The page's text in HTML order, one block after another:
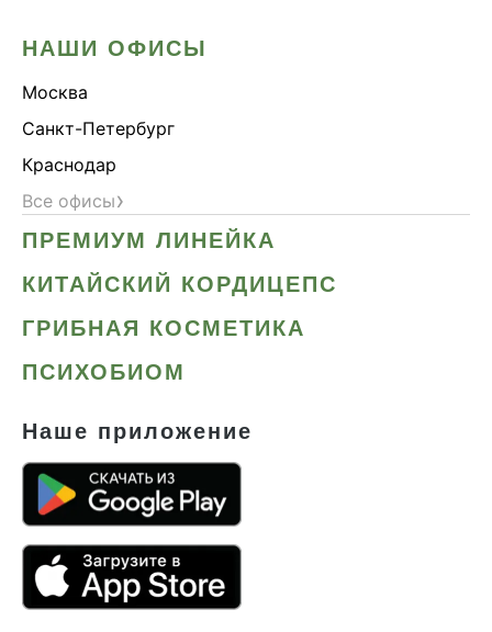
НАШИ ОФИСЫ
Москва
Санкт-Петербург
Краснодар
Все офисы›
ПРЕМИУМ ЛИНЕЙКА
КИТАЙСКИЙ КОРДИЦЕПС
ГРИБНАЯ КОСМЕТИКА
ПСИХОБИОМ
Наше приложение